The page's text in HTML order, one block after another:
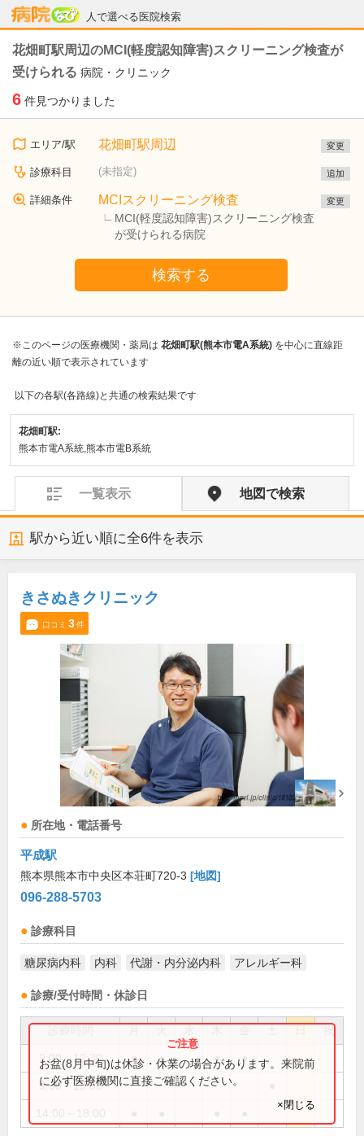
人で選べる医院検索
病院なび
花畑町駅周辺のMCI(軽度認知障害)スクリーニング検査が
受けられる 病院・クリニック
6 件見つかりました
エリア/駅 花畑町駅周辺 変更
診療科目 (未指定) 追加
詳細条件 MCIスクリーニング検査
MCI(軽度認知障害)スクリーニング検査
が受けられる病院
変更
検索する
※このページの医療機関・薬局は 花畑町駅(熊本市電A系統) を中心に直線距
離の近い順で表示されています
以下の各駅(各路線)と共通の検索結果です
花畑町駅:
熊本市電A系統,熊本市電B系統
一覧表示 地図で検索
駅から近い順に全6件を表示
きさぬきクリニック
口コミ 3件
所在地・電話番号
平成駅
熊本県熊本市中央区本荘町720-3 [地図]
096-288-5703
診療科目
糖尿病内科 内科 代謝・内分泌内科 アレルギー科
診療/受付時間・休診日
祝
9:00～12:30 ● ● ● ●
9:00～13:00
お盆(8月中旬)は休診・休業の場合があります。来院前
に必ず医療機関に直接ご確認ください。
×閉じる